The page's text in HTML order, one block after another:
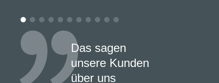
Das sagen
unsere Kunden
über uns